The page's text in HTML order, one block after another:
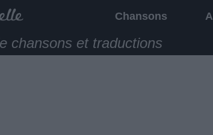
Chansons
chansons et traductions